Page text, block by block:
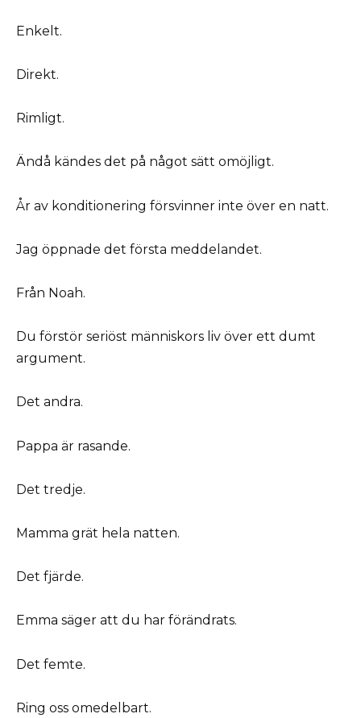
Enkelt.
Direkt.
Rimligt.
Ändå kändes det på något sätt omöjligt.
År av konditionering försvinner inte över en natt.
Jag öppnade det första meddelandet.
Från Noah.
Du förstör seriöst människors liv över ett dumt
argument.
Det andra.
Pappa är rasande.
Det tredje.
Mamma grät hela natten.
Det fjärde.
Emma säger att du har förändrats.
Det femte.
Ring oss omedelbart.